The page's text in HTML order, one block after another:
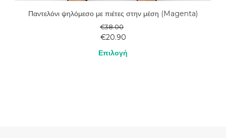
Παντελόνι ψηλόμεσο με πιέτες στην μέση (Magenta)
€38.00
€20.90
Επιλογή